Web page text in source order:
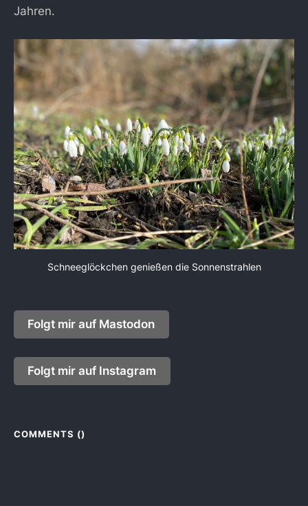
Jahren.
Schneeglöckchen genießen die Sonnenstrahlen
Folgt mir auf Mastodon
Folgt mir auf Instagram
COMMENTS ()